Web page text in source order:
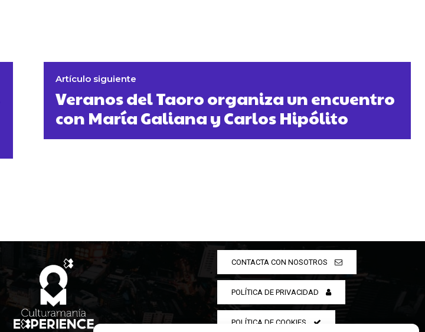
Artículo siguiente
Veranos del Taoro organiza un encuentro
con María Galiana y Carlos Hipólito
CONTACTA CON NOSOTROS
POLÍTICA DE PRIVACIDAD
POLÍTICA DE COOKIES